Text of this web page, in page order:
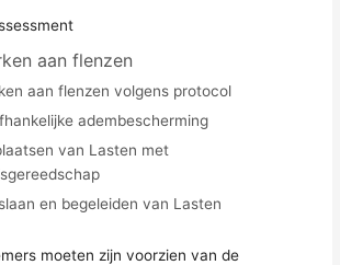
aan flenzen
aan flenzen volgens protocol
adembescherming
van Lasten met
en begeleiden van Lasten
moeten zijn voorzien van de